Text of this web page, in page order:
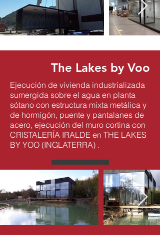
The Lakes by Voo
Ejecución de vivienda industrializada
sumergida sobre el agua en planta
sótano con estructura mixta metálica y
de hormigón, puente y pantalanes de
acero, ejecución del muro cortina con
CRISTALERÍA IRALDE en THE LAKES
BY YOO (INGLATERRA) .